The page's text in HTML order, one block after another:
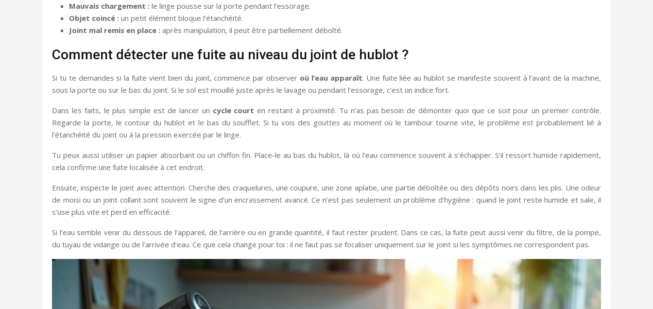
Mauvais chargement : le linge pousse sur la porte pendant l’essorage.
Objet coincé : un petit élément bloque l’étanchéité.
Joint mal remis en place : après manipulation, il peut être partiellement déboîté.
Comment détecter une fuite au niveau du joint de hublot ?
Si tu te demandes si la fuite vient bien du joint, commence par observer où l’eau apparaît. Une fuite liée au hublot se manifeste souvent à l’avant de la machine,
sous la porte ou sur le bas du joint. Si le sol est mouillé juste après le lavage ou pendant l’essorage, c’est un indice fort.
Dans les faits, le plus simple est de lancer un cycle court en restant à proximité. Tu n’as pas besoin de démonter quoi que ce soit pour un premier contrôle.
Regarde la porte, le contour du hublot et le bas du soufflet. Si tu vois des gouttes au moment où le tambour tourne vite, le problème est probablement lié à
l’étanchéité du joint ou à la pression exercée par le linge.
Tu peux aussi utiliser un papier absorbant ou un chiffon fin. Place-le au bas du hublot, là où l’eau commence souvent à s’échapper. S’il ressort humide rapidement,
cela confirme une fuite localisée à cet endroit.
Ensuite, inspecte le joint avec attention. Cherche des craquelures, une coupure, une zone aplatie, une partie déboîtée ou des dépôts noirs dans les plis. Une odeur
de moisi ou un joint collant sont souvent le signe d’un encrassement avancé. Ce n’est pas seulement un problème d’hygiène : quand le joint reste humide et sale, il
s’use plus vite et perd en efficacité.
Si l’eau semble venir du dessous de l’appareil, de l’arrière ou en grande quantité, il faut rester prudent. Dans ce cas, la fuite peut aussi venir du filtre, de la pompe,
du tuyau de vidange ou de l’arrivée d’eau. Ce que cela change pour toi : il ne faut pas se focaliser uniquement sur le joint si les symptômes ne correspondent pas.